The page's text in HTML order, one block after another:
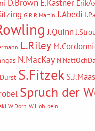
E.Kästner
G.R.R.Martin I.Abedi
J.Quinn
L.Riley
N.MacKay
S.Fitzek S.J.Maas
Spruch der
W.Dorn W.Hohlbein